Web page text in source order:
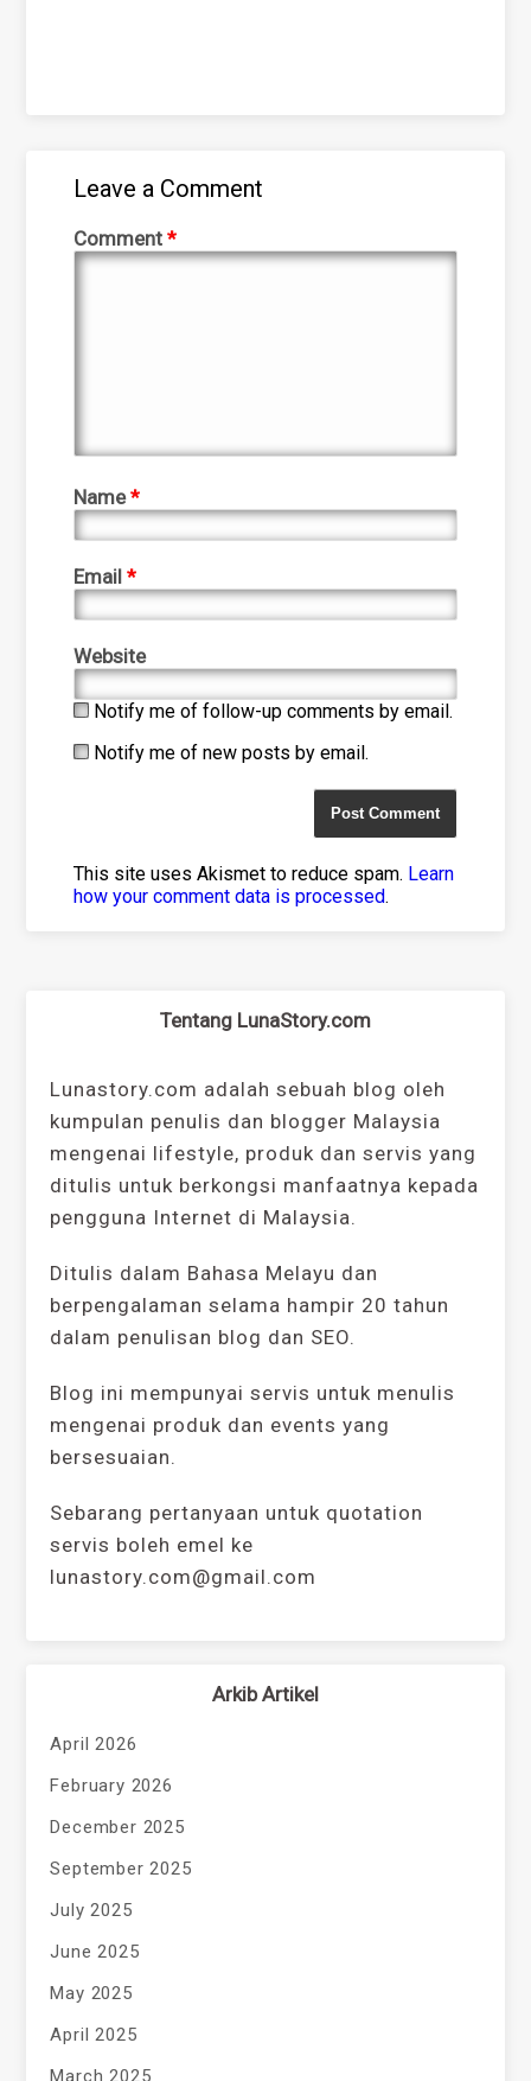
Leave a Comment
Comment*
Name*
Email*
Website
Notify me of follow-up comments by email.
Notify me of new posts by email.
This site uses Akismet to reduce spam. Learn
how your comment data is processed.
Tentang LunaStory.com
Lunastory.com adalah sebuah blog oleh
kumpulan penulis dan blogger Malaysia
mengenai lifestyle, produk dan servis yang
ditulis untuk berkongsi manfaatnya kepada
pengguna Internet di Malaysia.
Ditulis dalam Bahasa Melayu dan
berpengalaman selama hampir 20 tahun
dalam penulisan blog dan SEO.
Blog ini mempunyai servis untuk menulis
mengenai produk dan events yang
bersesuaian.
Sebarang pertanyaan untuk quotation
servis boleh emel ke
lunastory.com@gmail.com
Arkib Artikel
April 2026
February 2026
December 2025
September 2025
July 2025
June 2025
May 2025
April 2025
March 2025